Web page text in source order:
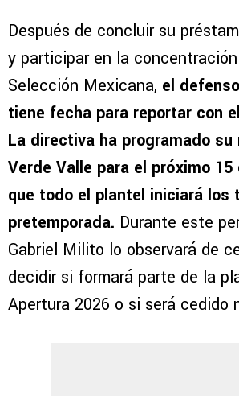
Después de concluir su
y participar en la
Selección Mexicana, el
tiene fecha para reportar con
La directiva ha programado su
Verde Valle para el próximo
que todo el plantel iniciará los
pretemporada. Durante este
Gabriel Milito lo observará de
decidir si formará parte de la
Apertura 2026 o si será cedido